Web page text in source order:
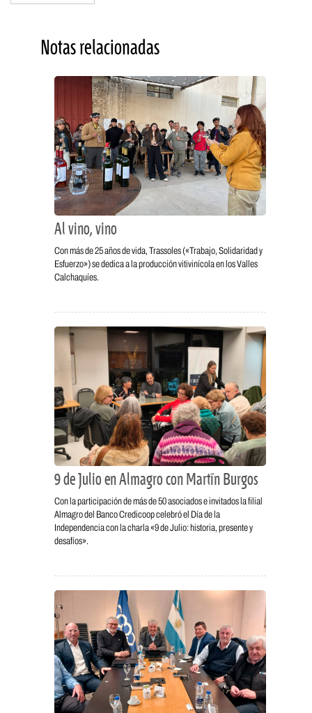
Notas relacionadas
Al vino, vino
Con más de 25 años de vida, Trassoles («Trabajo, Solidaridad y
Esfuerzo») se dedica a la producción vitivinícola en los Valles
Calchaquíes.
9 de Julio en Almagro con Martín Burgos
Con la participación de más de 50 asociados e invitados la filial
Almagro del Banco Credicoop celebró el Día de la
Independencia con la charla «9 de Julio: historia, presente y
desafíos».